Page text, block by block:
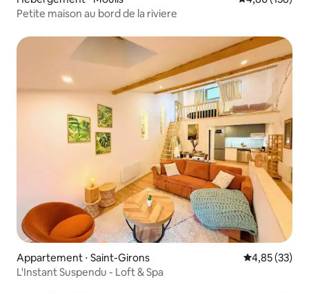
Petite maison au bord de la riviere
Appartement ⋅ Saint-Girons Évaluation
4,85 (33)
L'Instant Suspendu - Loft & Spa